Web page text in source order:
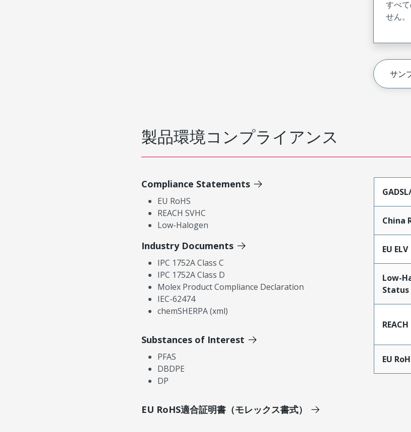
すべ
せん。
サン
製品環境コンプライアンス
Compliance Statements
EU RoHS
REACH SVHC
Low-Halogen
Industry Documents
IPC 1752A Class C
IPC 1752A Class D
Molex Product Compliance Declaration
IEC-62474
chemSHERPA (xml)
Substances of Interest
PFAS
DBDPE
DP
EU RoHS適合証明書（モレックス書式）
China
EU ELV
Low-
Status
REACH
EU